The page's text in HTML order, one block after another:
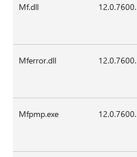
Mf.dll
Mferror.dll
Mfpmp.exe